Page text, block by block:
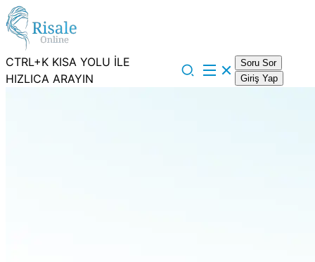
CTRL+K KISA YOLU İLE
HIZLICA ARAYIN
Soru Sor
Giriş Yap